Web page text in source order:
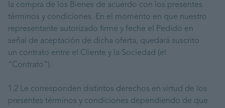
la compra de los Bienes de acuerdo con los presentes
términos y condiciones. En el momento en que nuestro
representante autorizado firme y feche el Pedido en
señal de aceptación de dicha oferta, quedará suscrito
un contrato entre el Cliente y la Sociedad (el
“Contrato”).
1.2 Le corresponden distintos derechos en virtud de los
presentes términos y condiciones dependiendo de que